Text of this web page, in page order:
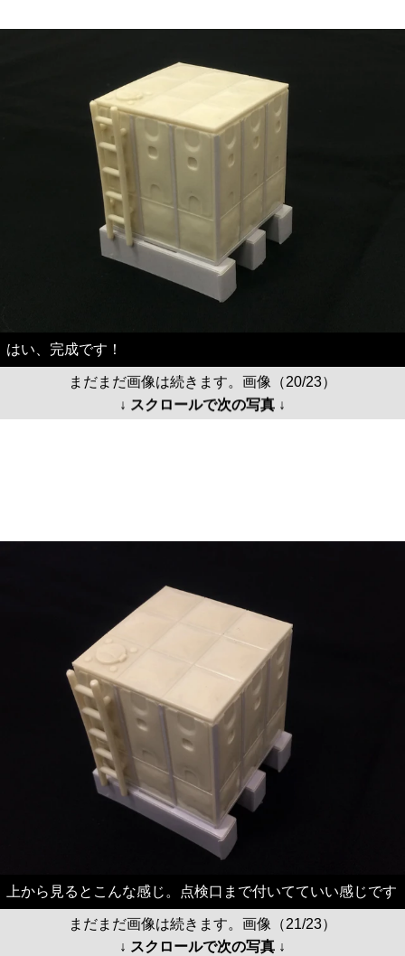
はい、完成です！
まだまだ画像は続きます。画像（20/23）
↓ スクロールで次の写真 ↓
上から見るとこんな感じ。点検口まで付いてていい感じです
まだまだ画像は続きます。画像（21/23）
↓ スクロールで次の写真 ↓